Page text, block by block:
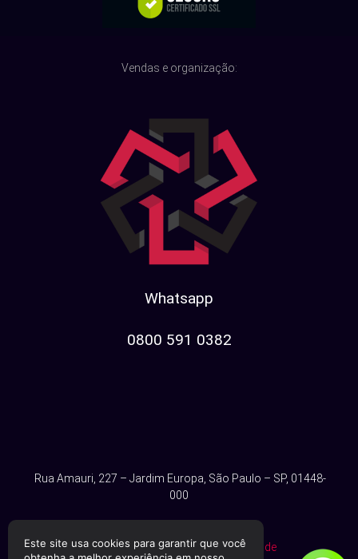
Vendas e organização:
Whatsapp
0800 591 0382​
Este site usa cookies para garantir que você
Rua Amauri, 227 – Jardim Europa, São Paulo – SP, 01448-
000
Consulte nossapolítica de privacidade